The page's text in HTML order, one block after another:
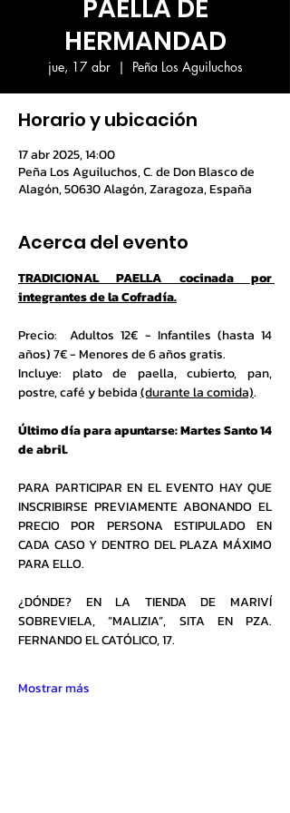
PAELLA DE
HERMANDAD
jue, 17 abr
  |
Peña Los Aguiluchos
Horario y ubicación
17 abr 2025, 14:00
Peña Los Aguiluchos, C. de Don Blasco de
Alagón, 50630 Alagón, Zaragoza, España
Acerca del evento
TRADICIONAL PAELLA cocinada por
integrantes de la Cofradía.
Precio:  Adultos 12€ - Infantiles (hasta 14
años) 7€ - Menores de 6 años gratis.
Incluye: plato de paella, cubierto, pan,
postre, café y bebida (durante la comida).
Último día para apuntarse: Martes Santo 14
de abril.
PARA PARTICIPAR EN EL EVENTO HAY QUE
INSCRIBIRSE PREVIAMENTE ABONANDO EL
PRECIO POR PERSONA ESTIPULADO EN
CADA CASO Y DENTRO DEL PLAZA MÁXIMO
PARA ELLO.
¿DÓNDE? EN LA TIENDA DE MARIVÍ
SOBREVIELA, “MALIZIA”, SITA EN PZA.
FERNANDO EL CATÓLICO, 17.
Mostrar más